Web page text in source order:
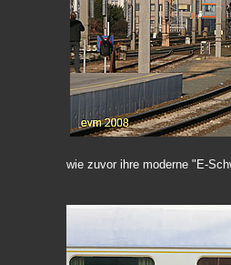
wie zuvor ihre moderne "E-